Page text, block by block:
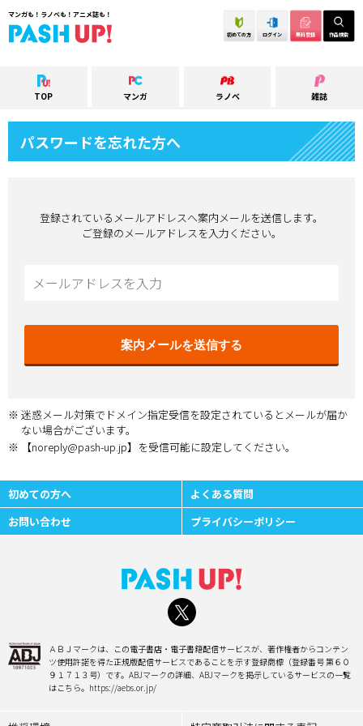
マンガも！ラノベも！アニメ誌も！
初めての方 ログイン 無料登録 作品検索
TOP マンガ ラノベ 雑誌
パスワードを忘れた方へ
登録されているメールアドレスへ案内メールを送信します。
ご登録のメールアドレスを入力ください。
案内メールを送信する
迷惑メール対策でドメイン指定受信を設定されているとメールが届か
ない場合がございます。
【noreply@pash-up.jp】を受信可能に設定してください。
初めての方へ
よくある質問
お問い合わせ
プライバシーポリシー
ＡＢＪマークは、この電子書店・電子書籍配信サービスが、著作権者からコンテン
ツ使用許諾を得た正規版配信サービスであることを示す登録商標（登録番号 第６０
９１７１３号）です。ABJマークの詳細、ABJマークを掲示しているサービスの一覧
はこちら。https://aebs.or.jp/